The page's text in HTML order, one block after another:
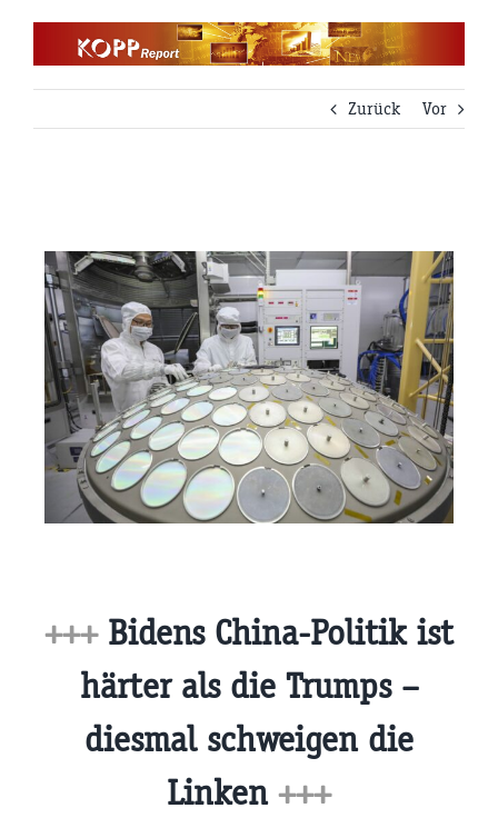
Zurück
Vor
+++Bidens China-Politik ist
härter als die Trumps –
diesmal schweigen die
Linken +++